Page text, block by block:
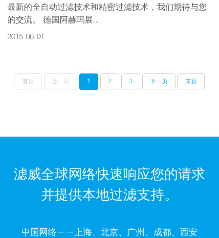
最新的全自动过滤技术和精密过滤技术，我们期待与您
的交流。 德国阿赫玛展...
2015-06-01
首页 上一页 1 2 3 下一页 末页
滤威全球网络快速响应您的请求
并提供本地过滤支持。
中国网络——上海、北京、广州、成都、西安